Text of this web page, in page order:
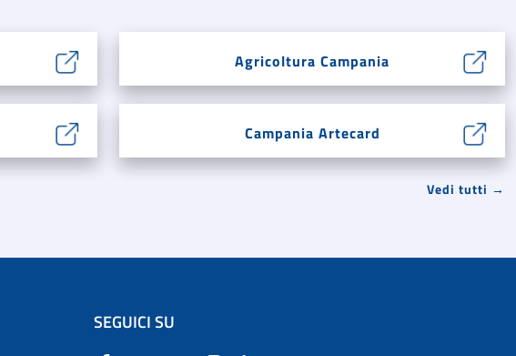
Agricoltura Campania
Campania Artecard
Vedi tutti →
SEGUICI SU